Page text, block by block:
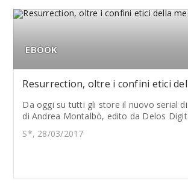
EBOOK
Resurrection, oltre i confini etici
Da oggi su tutti gli store il nuovo serial
di Andrea Montalbò, edito da Delos
S*, 28/03/2017